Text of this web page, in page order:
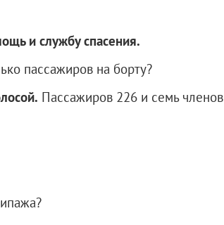
и службу спасения.
пассажиров на борту?
Пассажиров 226 и семь членов